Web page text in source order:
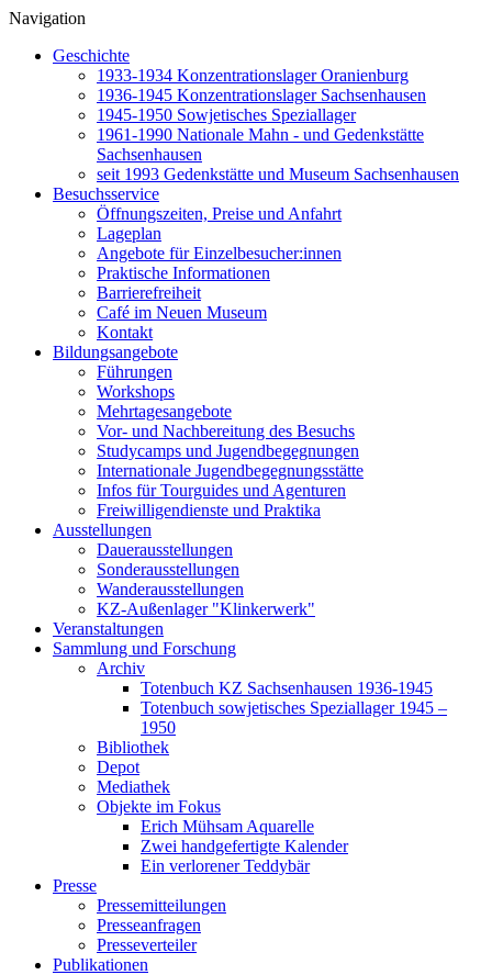
Navigation
Geschichte
1933-1934 Konzentrationslager Oranienburg
1936-1945 Konzentrationslager Sachsenhausen
1945-1950 Sowjetisches Speziallager
1961-1990 Nationale Mahn - und Gedenkstätte
Sachsenhausen
seit 1993 Gedenkstätte und Museum Sachsenhausen
Besuchsservice
Öffnungszeiten, Preise und Anfahrt
Lageplan
Angebote für Einzelbesucher:innen
Praktische Informationen
Barrierefreiheit
Café im Neuen Museum
Kontakt
Bildungsangebote
Führungen
Workshops
Mehrtagesangebote
Vor- und Nachbereitung des Besuchs
Studycamps und Jugendbegegnungen
Internationale Jugendbegegnungsstätte
Infos für Tourguides und Agenturen
Freiwilligendienste und Praktika
Ausstellungen
Dauerausstellungen
Sonderausstellungen
Wanderausstellungen
KZ-Außenlager "Klinkerwerk"
Veranstaltungen
Sammlung und Forschung
Archiv
Totenbuch KZ Sachsenhausen 1936-1945
Totenbuch sowjetisches Speziallager 1945 –
1950
Bibliothek
Depot
Mediathek
Objekte im Fokus
Erich Mühsam Aquarelle
Zwei handgefertigte Kalender
Ein verlorener Teddybär
Presse
Pressemitteilungen
Presseanfragen
Presseverteiler
Publikationen